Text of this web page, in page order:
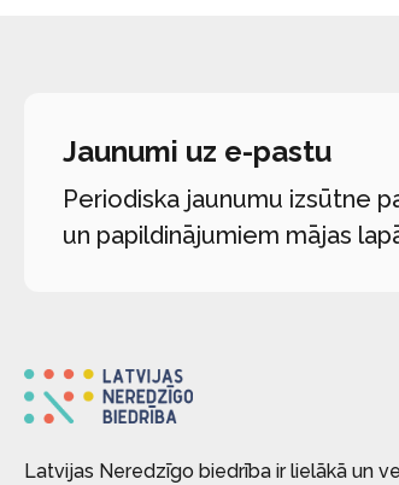
Jaunumi uz e-pastu
Periodiska jaunumu izsūtne
un papildinājumiem mājas
Latvijas Neredzīgo biedrība ir lielākā un